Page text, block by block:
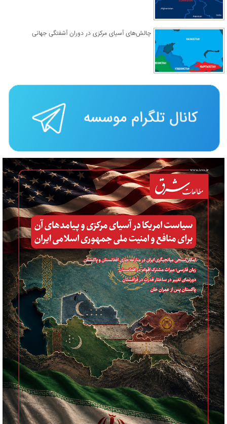
چالش‌های آسیای مرکزی در دوران آشفتگی جهانی